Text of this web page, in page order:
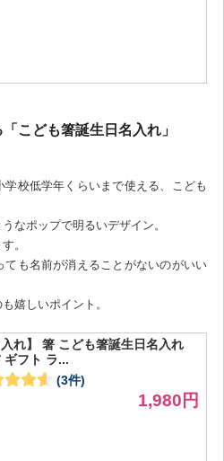
こども箸誕生日名入れ」
校低学年くらいまで使える、こども
なポップで明るいデザイン。
。
も名前が消えることがないのがいい
嬉しいポイント。